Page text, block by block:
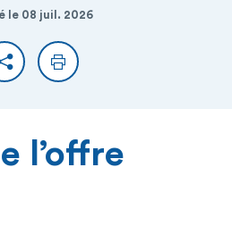
le 08 juil. 2026
PartagerImprimer
l’offre